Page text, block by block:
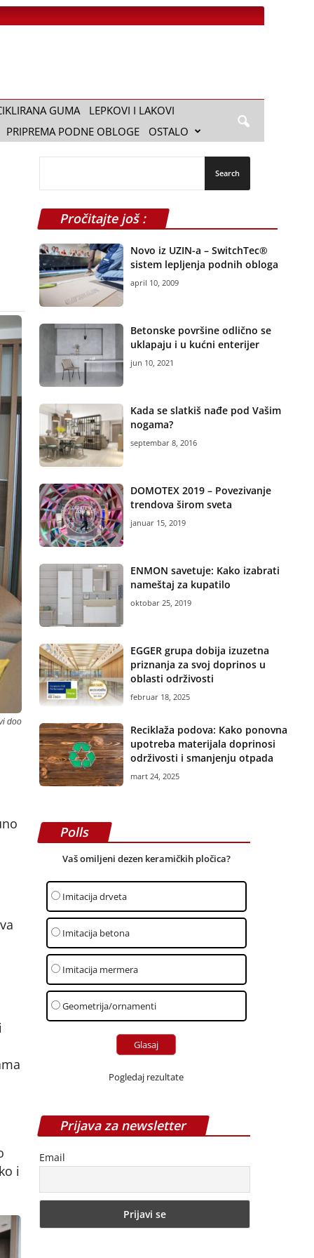
GUMA
LEPKOVI I LAKOVI
PRIPREMA PODNE OBLOGE
OSTALO
doo
i
Pročitajte još :
Novo iz UZIN-a – SwitchTec®
sistem lepljenja podnih obloga
april 10, 2009
Betonske površine odlično se
uklapaju i u kućni enterijer
jun 10, 2021
Kada se slatkiš nađe pod Vašim
nogama?
septembar 8, 2016
DOMOTEX 2019 – Povezivanje
trendova širom sveta
januar 15, 2019
ENMON savetuje: Kako izabrati
nameštaj za kupatilo
oktobar 25, 2019
EGGER grupa dobija izuzetna
priznanja za svoj doprinos u
oblasti održivosti
februar 18, 2025
Reciklaža podova: Kako ponovna
upotreba materijala doprinosi
održivosti i smanjenju otpada
mart 24, 2025
Polls
Vaš omiljeni dezen keramičkih pločica?
Imitacija drveta
Imitacija betona
Imitacija mermera
Geometrija/ornamenti
Pogledaj rezultate
Prijava za newsletter
Email